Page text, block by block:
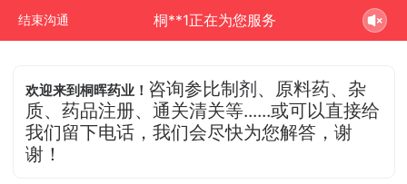
结束沟通 桐**1正在为您服务
欢迎来到桐晖药业！ 咨询参比制剂、原料药、杂
质、药品注册、通关清关等......或可以直接给
我们留下电话，我们会尽快为您解答，谢
谢！